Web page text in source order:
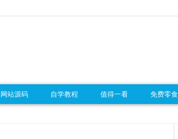
网站源码 自学教程 值得一看 免费零食